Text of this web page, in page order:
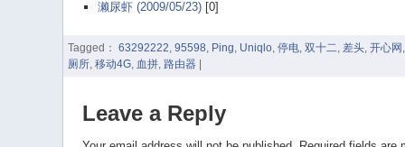
濑尿虾 (2009/05/23)[0]
Tagged： 63292222, 95598, Ping, Uniqlo, 停电, 双十二, 差头, 开心网
厕所, 移动4G, 血拼, 路由器
Leave a Reply